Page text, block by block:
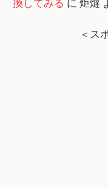
換してみる に炬燵
＜ス